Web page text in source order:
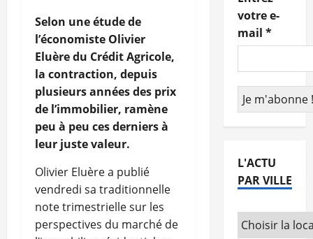
Selon une étude de
l’économiste Olivier
Eluère du Crédit Agricole,
la contraction, depuis
plusieurs années des prix
de l’immobilier, ramène
peu à peu ces derniers à
leur juste valeur.
Olivier Eluère a publié
vendredi sa traditionnelle
note trimestrielle sur les
perspectives du marché de
votre e-
mail *
L'ACTU
PAR VILLE